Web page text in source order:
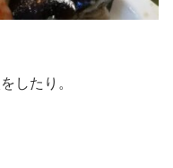
したり。